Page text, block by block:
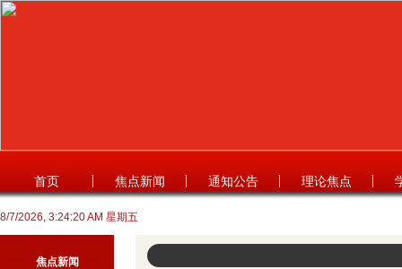
首页 焦点新闻 通知公告 理论焦点
8/7/2026, 3:24:21 AM 星期五
焦点新闻